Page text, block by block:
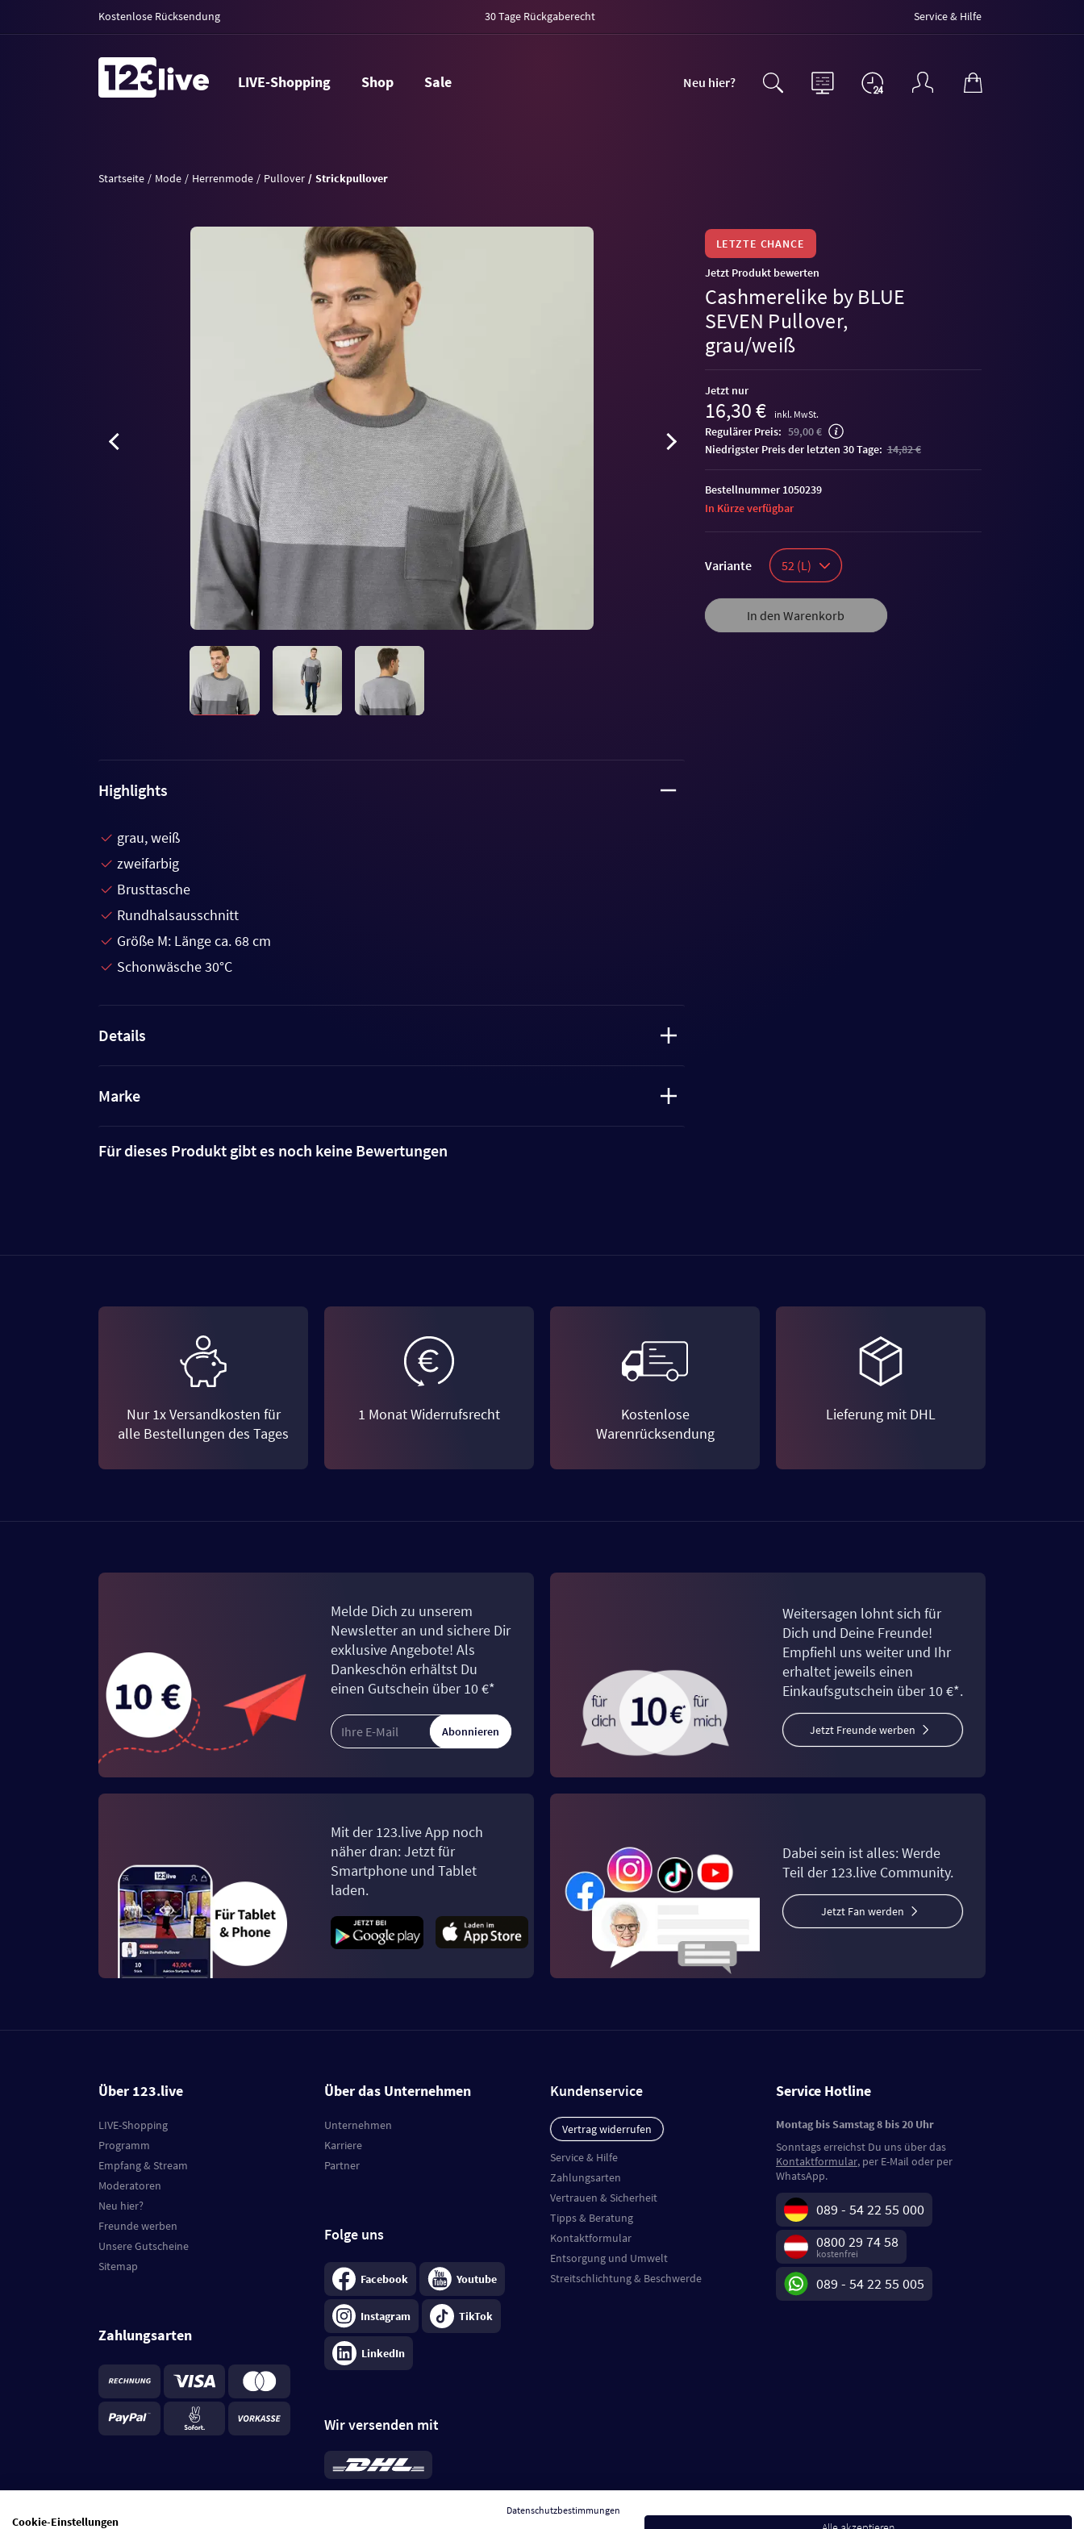
Kostenlose Rücksendung 30 Tage Rückgaberecht Service & Hilfe
LIVE-Shopping Shop Sale Neu hier?
Startseite Mode Herrenmode Pullover Strickpullover
LETZTE CHANCE
Jetzt Produkt bewerten
Cashmerelike by BLUE
SEVEN Pullover,
grau/weiß
Jetzt nur
16,30 € inkl. MwSt.
Regulärer Preis: 59,00 €
niedrigster Preis der letzten 30 Tage: 14,82 €
Variante 52 (L)
In den Warenkorb
Bestellnummer 1050239
In Kürze verfügbar
Highlights
grau, weiß
zweifarbig
Brusttasche
Rundhalsausschnitt
Größe M: Länge ca. 68 cm
Schonwäsche 30°C
Details
Marke
Für dieses Produkt gibt es noch keine Bewertungen
Nur 1x Versandkosten für
alle Bestellungen des Tages
1 Monat Widerrufsrecht
Kostenlose
Warenrücksendung
Lieferung mit DHL
Melde Dich zu unserem
Newsletter an und sichere Dir
exklusive Angebote! Als
Dankeschön erhältst Du
einen Gutschein über 10 €*
Abonnieren
Weitersagen lohnt sich für
Dich und Deine Freunde!
Empfiehl uns weiter und Ihr
erhaltet jeweils einen
Einkaufsgutschein über 10 €*.
Jetzt Freunde werben
Mit der 123.live App noch
näher dran: Jetzt für
Smartphone und Tablet
laden.
Dabei sein ist alles: Werde
Teil der 123.live Community.
Jetzt Fan werden
Über 123.live
LIVE-Shopping
Programm
Empfang & Stream
Moderatoren
Neu hier?
Freunde werben
Unsere Gutscheine
Sitemap
Zahlungsarten
Über das Unternehmen
Unternehmen
Karriere
Partner
Folge uns
Facebook Youtube
Instagram TikTok
LinkedIn
Wir versenden mit
*Standard 6,95 €; bei Kühlware zzgl. 0,99 €
je Bestellung, insgesamt 7,94 €. Lieferzeit3-
Kundenservice
Vertrag widerrufen
Service & Hilfe
Zahlungsarten
Vertrauen & Sicherheit
Tipps & Beratung
Kontaktformular
Entsorgung und Umwelt
Streitschlichtung & Beschwerde
Service Hotline
Montag bis Samstag 8 bis 20 Uhr
Sonntags erreichst Du uns über das
Kontaktformular, per E-Mail oder per
WhatsApp.
089 - 54 22 55 000
0800 29 74 58
kostenfrei
089 - 54 22 55 005
Datenschutzbestimmungen
Cookie-Einstellungen